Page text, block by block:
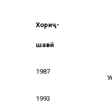
Хориҷ-
шавӣ
1987
1993